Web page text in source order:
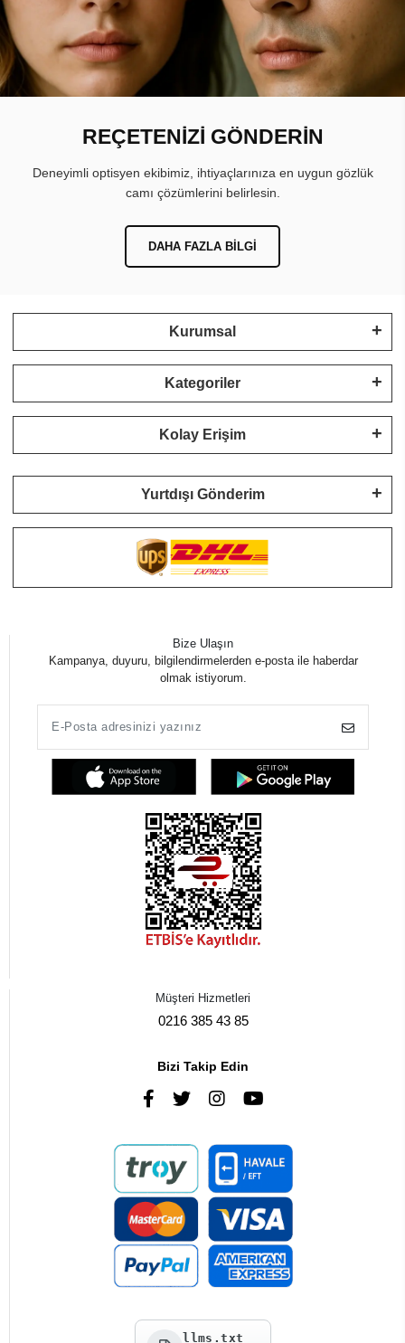
REÇETENİZİ GÖNDERİN
Deneyimli optisyen ekibimiz, ihtiyaçlarınıza en uygun gözlük
camı çözümlerini belirlesin.
DAHA FAZLA BILGI
Kurumsal
Kategoriler
Kolay Erişim
Yurtdışı Gönderim
Bize Ulaşın
Kampanya, duyuru, bilgilendirmelerden e-posta ile haberdar
olmak istiyorum.
Müşteri Hizmetleri
0216 385 43 85
Bizi Takip Edin
llms.txt